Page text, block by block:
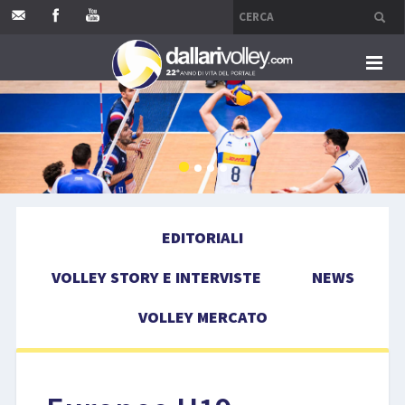
HOME
EDITORIALI
VOLLEY MERCATO
COMPETIZIONI
EVENTI
EDITORIALI
VOLLEY STORY E INTERVISTE
NEWS
VOLLEY MERCATO